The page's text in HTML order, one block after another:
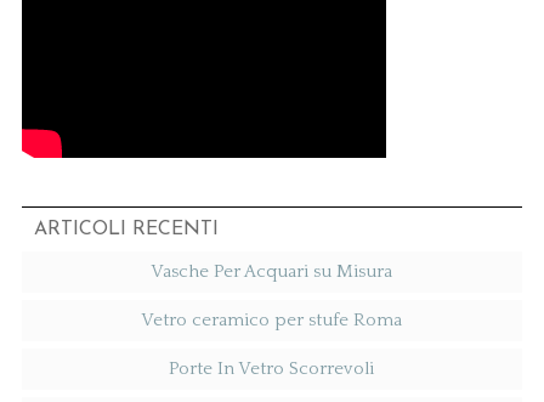
ARTICOLI RECENTI
Vasche Per Acquari su Misura
Vetro ceramico per stufe Roma
Porte In Vetro Scorrevoli